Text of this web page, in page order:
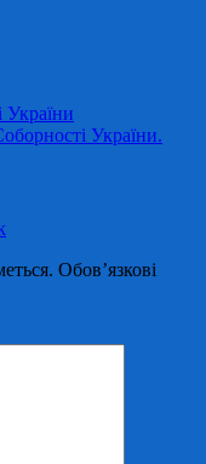
України
України.
Обов’язкові